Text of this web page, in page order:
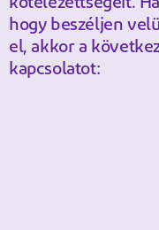
kötelezettségeit.
hogy beszéljen
el, akkor a
kapcsolatot: